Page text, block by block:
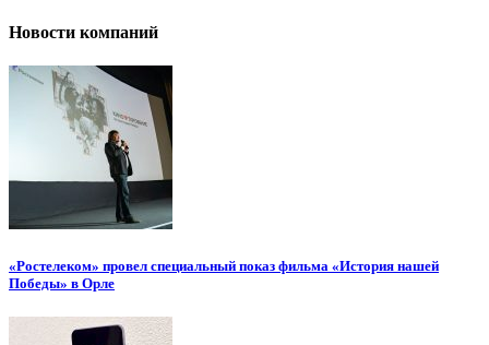
Новости компаний
«Ростелеком» провел специальный показ фильма «История нашей
Победы» в Орле